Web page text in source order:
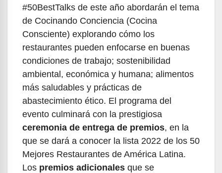
#50BestTalks de este año abordarán el tema
de Cocinando Conciencia (Cocina
Consciente) explorando cómo los
restaurantes pueden enfocarse en buenas
condiciones de trabajo; sostenibilidad
ambiental, económica y humana; alimentos
más saludables y prácticas de
abastecimiento ético. El programa del
evento culminará con la prestigiosa
ceremonia de entrega de premios, en la
que se dará a conocer la lista 2022 de los 50
Mejores Restaurantes de América Latina.
Los premios adicionales que se